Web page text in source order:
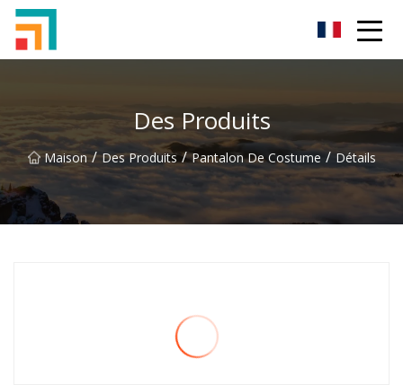
Des Produits
Maison / Des Produits / Pantalon De Costume / Détails